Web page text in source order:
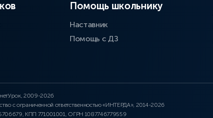
Помощь школьнику
Наставник
Помощь с ДЗ
2009-2026
с ограниченной ответственностью «ИНТЕРДА», 2014-2026
КПП 771001001, ОГРН 1087746779559